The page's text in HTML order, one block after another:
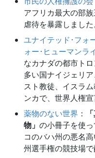
アフリカ最大の部
虐待を暴露しました
ユナイテッド･フォ
ォー･ヒューマンラ
なカナダの都市ト
多い国ナイジェリ
スト教徒、イスラ
ンカで、世界人権
薬物のない世界 ：
物」 の小冊子を使
コのバハ州の悪名
州選手権の競技場で